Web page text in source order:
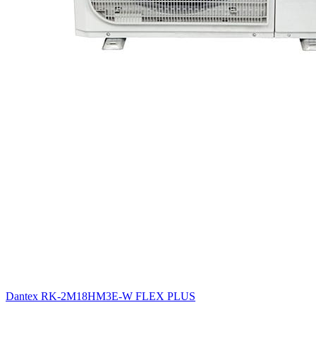
Dantex RK-2M18HM3E-W FLEX PLUS